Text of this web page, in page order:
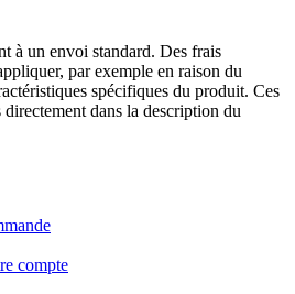
à un envoi standard. Des frais
par exemple en raison du
spécifiques du produit. Ces
dans la description du
compte